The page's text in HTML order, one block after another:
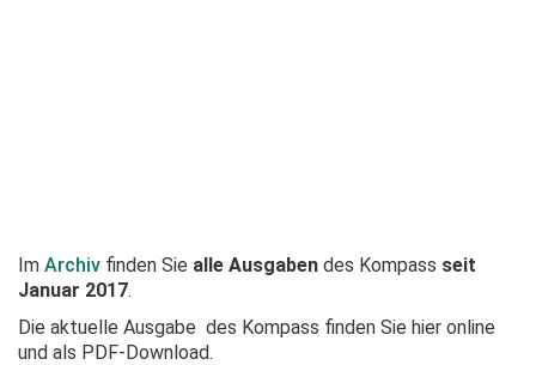
Im Archiv finden Sie alle Ausgaben des Kompass seit
Januar 2017.
Die aktuelle Ausgabe des Kompass finden Sie hier online
und als PDF-Download.